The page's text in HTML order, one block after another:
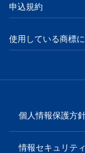
申込規約
使用している商標
個人情報保護方
情報セキュリテ